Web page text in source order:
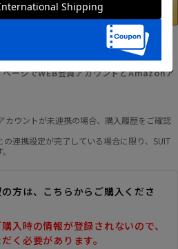
用して、お支払いおよび新規WEB会員登
ページでWEB会員アカウントとAmazonア
ウントが未連携の場合、購入履歴をご確認
連携設定が完了している場合に限り、SUIT
方は、こちらからご購入くださ
入時の情報が登録されないので、
く必要があります。